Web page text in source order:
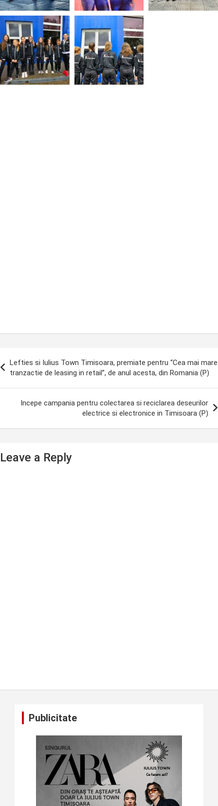
Lefties si Iulius Town Timisoara, premiate pentru “Cea mai mare
tranzactie de leasing in retail”, de anul acesta, din Romania (P)
Incepe campania pentru colectarea si reciclarea deseurilor
electrice si electronice in Timisoara (P)
Leave a Reply
Publicitate